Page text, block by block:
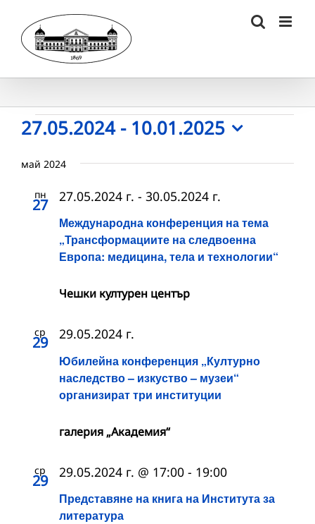
content
Събития
27.05.2024 - 10.01.2025
date.
май 2024
пн
27
Международна конференция на тема
„Трансформациите на следвоенна
Европа: медицина, тела и технологии“
27.05.2024 г. - 30.05.2024 г.
Чешки културен център
ср
29
Юбилейна конференция „Културно
наследство – изкуство – музеи“
организират три институции
29.05.2024 г.
галерия „Академия“
ср
29
Представяне на книга на Института за
литература
29.05.2024 г. @ 17:00 - 19:00